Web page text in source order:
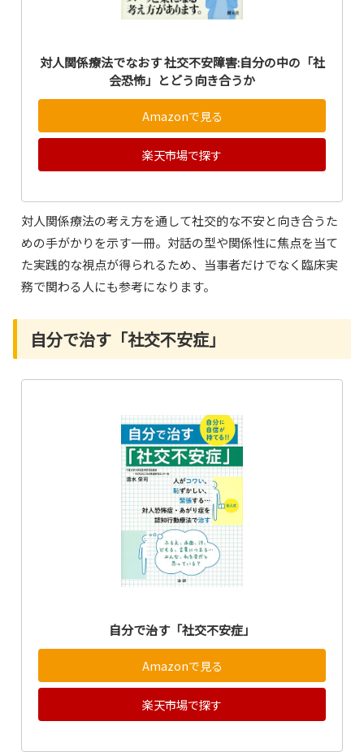
対人関係療法でなおす 社交不安障害:自分の中の「社
会恐怖」とどう向き合うか
Amazonで見る
楽天市場で探す
対人関係療法の考え方を通して社交的な不安と向き合うた
めの手がかりを示す一冊。対話の型や関係性に焦点を当て
た実践的な視点が得られるため、当事者だけでなく臨床実
務で関わる人にも参考になります。
自分で治す「社交不安症」
自分で治す「社交不安症」
Amazonで見る
楽天市場で探す